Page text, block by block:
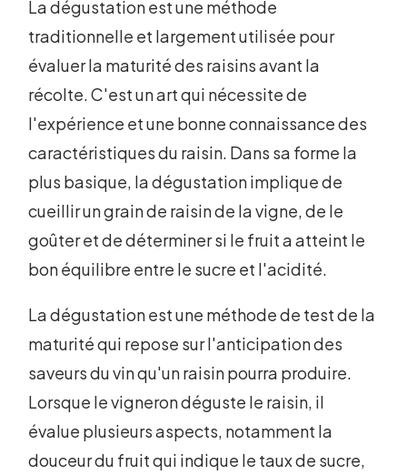
La dégustation est une méthode
traditionnelle et largement utilisée pour
évaluer la maturité des raisins avant la
récolte. C'est un art qui nécessite de
l'expérience et une bonne connaissance des
caractéristiques du raisin. Dans sa forme la
plus basique, la dégustation implique de
cueillir un grain de raisin de la vigne, de le
goûter et de déterminer si le fruit a atteint le
bon équilibre entre le sucre et l'acidité.
La dégustation est une méthode de test de la
maturité qui repose sur l'anticipation des
saveurs du vin qu'un raisin pourra produire.
Lorsque le vigneron déguste le raisin, il
évalue plusieurs aspects, notamment la
douceur du fruit qui indique le taux de sucre,